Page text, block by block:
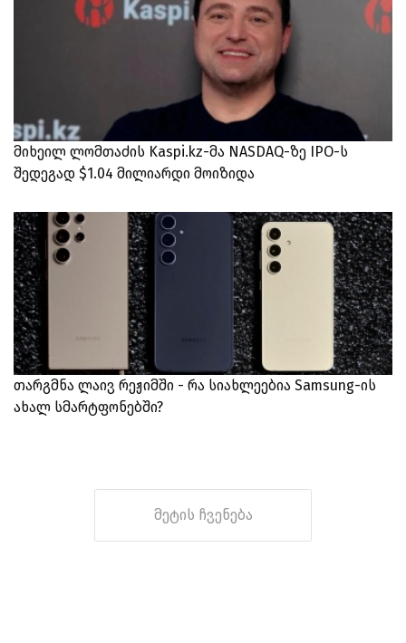
მიხეილ ლომთაძის Kaspi.kz-მა NASDAQ-ზე IPO-ს
შედეგად $1.04 მილიარდი მოიზიდა
თარგმნა ლაივ რეჟიმში - რა სიახლეებია Samsung-ის
ახალ სმარტფონებში?
მეტის ჩვენება